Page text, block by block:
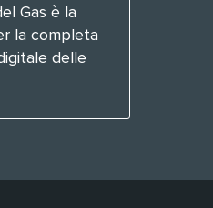
Gas è la
la completa
delle